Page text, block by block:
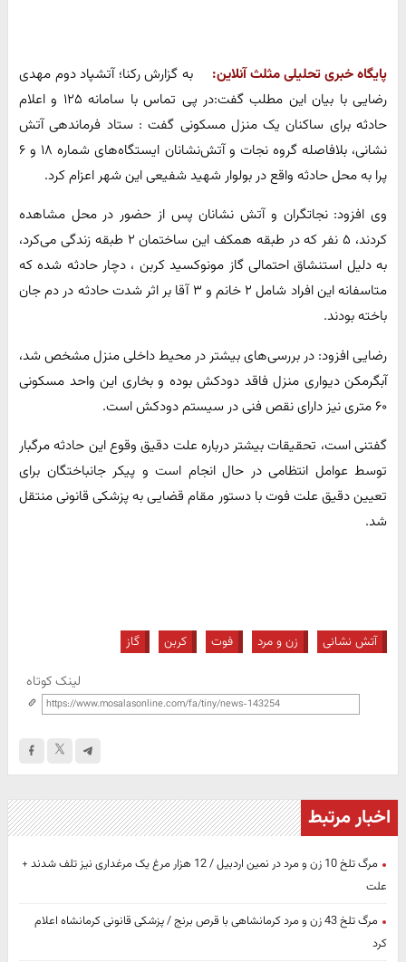
پایگاه خبری تحلیلی مثلث آنلاین:
به گزارش رکنا؛ آتشپاد دوم مهدی
رضایی با بیان این مطلب گفت:در پی تماس با سامانه ۱۲۵ و اعلام
حادثه برای ساکنان یک منزل مسکونی گفت : ستاد فرماندهی آتش
نشانی، بلافاصله گروه نجات و آتش‌نشانان ایستگاه‌های شماره ۱۸ و ۶
پرا به محل حادثه واقع در بولوار شهید شفیعی این شهر اعزام کرد.
وی افزود: نجاتگران و آتش نشانان پس از حضور در محل مشاهده
کردند، ۵ نفر که در طبقه همکف این ساختمان ۲ طبقه زندگی می‌کرد،
به دلیل استنشاق احتمالی گاز مونوکسید کربن ، دچار حادثه شده که
متاسفانه این افراد شامل ۲ خانم و ۳ آقا بر اثر شدت حادثه در دم جان
باخته بودند.
رضایی افزود: در بررسی‌های بیشتر در محیط داخلی منزل مشخص شد،
آبگرمکن دیواری منزل فاقد دودکش بوده و بخاری این واحد مسکونی
۶۰ متری نیز دارای نقص فنی در سیستم دودکش است.
گفتنی است، تحقیقات بیشتر درباره علت دقیق وقوع این حادثه مرگبار
توسط عوامل انتظامی در حال انجام است و پیکر جانباختگان برای
تعیین دقیق علت فوت با دستور مقام قضایی به پزشکی قانونی منتقل
شد.
آتش نشانی زن و مرد فوت کربن گاز
لینک کوتاه
اخبار مرتبط
مرگ تلخ 10 زن و مرد در نمین اردبیل / 12 هزار مرغ یک مرغداری نیز تلف شدند +
علت
مرگ تلخ 43 زن و مرد کرمانشاهی با قرص برنج / پزشکی قانونی کرمانشاه اعلام
کرد